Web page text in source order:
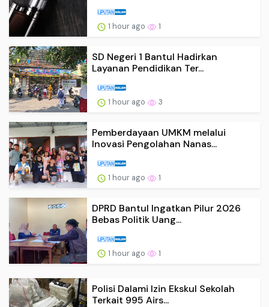
1 hour ago 1
SD Negeri 1 Bantul Hadirkan
Layanan Pendidikan Ter...
1 hour ago 3
Pemberdayaan UMKM melalui
Inovasi Pengolahan Nanas...
1 hour ago 1
DPRD Bantul Ingatkan Pilur 2026
Bebas Politik Uang...
1 hour ago 1
Polisi Dalami Izin Ekskul Sekolah
Terkait 995 Airs...